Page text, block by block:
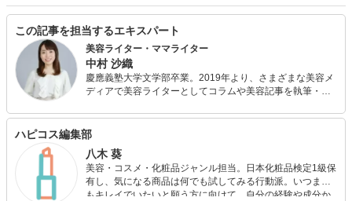
この記事を担当するエキスパート
美容ライター・ママライター
中村 沙織
慶應義塾大学文学部卒業。2019年より、さまざまな美容メ
ディアで美容ライターとしてコラムや美容記事を執筆・連
専門家として、美容記事の監修にも携わっています。さら
に、自身で美容サイトを運営し、自身の経験をもとにした
ています。
ハピコス編集部
八木 葵
美容・コスメ・化粧品ジャンル担当。日本化粧品検定1級保
有し、気になる商品は何でも試してみる行動派。いつまで
もキレイでいたいと願う方に向けて、自分の経験や成分か